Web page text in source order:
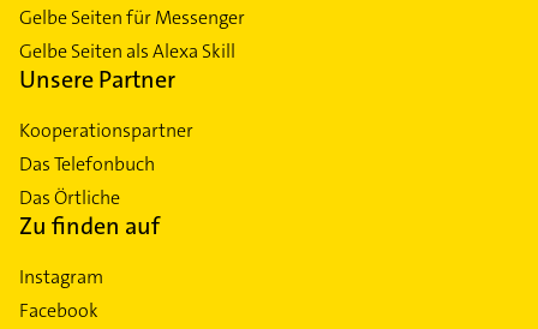
Gelbe Seiten für Messenger
Gelbe Seiten als Alexa Skill
Unsere Partner
Kooperationspartner
Das Telefonbuch
Das Örtliche
Zu finden auf
Instagram
Facebook